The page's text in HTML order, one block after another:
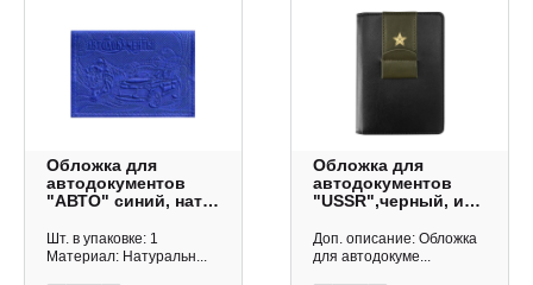
Обложка для
автодокументов
"АВТО" синий, нат.
5,12-203 Imige
Шт. в упаковке: 1
Материал: Натуральн...
Обложка для
автодокументов
"USSR",черный, иск
Infolio
Доп. описание: Обложка
для автодокуме...